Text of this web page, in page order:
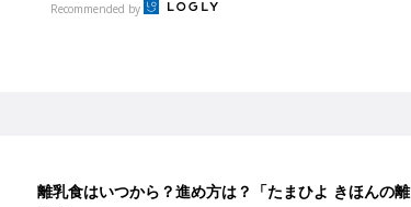
Recommended by
離乳食はいつから？進め方は？「たまひよ きほんの離